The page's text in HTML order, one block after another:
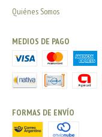
Quiénes Somos
MEDIOS DE PAGO
FORMAS DE ENVÍO